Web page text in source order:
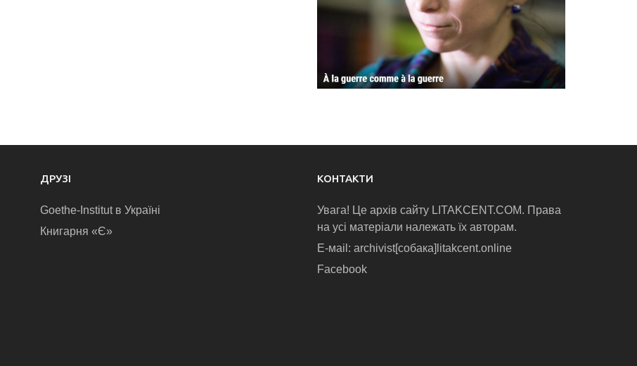
ДРУЗІ
Goethe-Institut в Україні
Книгарня «Є»
КОНТАКТИ
Увага! Це архів сайту LITAKCENT.COM. Права
на усі матеріали належать їх авторам.
E-маіl: archivist[собака]litakcent.online
Facebook